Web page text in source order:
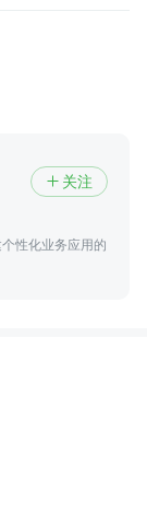
 关注
性化业务应用的